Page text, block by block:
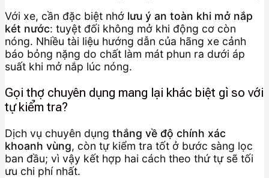
Với xe, cần đặc biệt nhớ lưu ý an toàn khi mở nắp
két nước: tuyệt đối không mở khi động cơ còn
nóng. Nhiều tài liệu hướng dẫn của hãng xe cảnh
báo bỏng nặng do chất làm mát phun ra dưới áp
suất khi mở nắp lúc nóng.
Gọi thợ chuyên dụng mang lại khác biệt gì so với
tự kiểm tra?
Dịch vụ chuyên dụng thắng về độ chính xác
khoanh vùng, còn tự kiểm tra tốt ở bước sàng lọc
ban đầu; vì vậy kết hợp hai cách theo thứ tự sẽ tối
ưu chi phí nhất.